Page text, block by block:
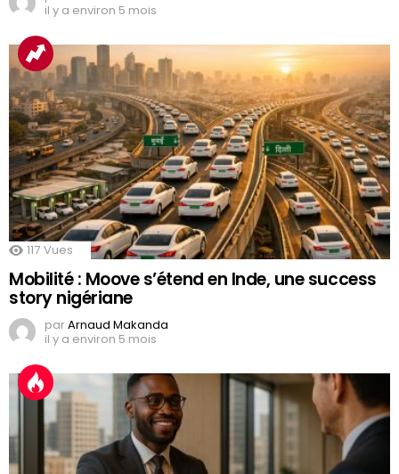
il y a environ 5 mois
117 Vues
Mobilité : Moove s’étend en Inde, une success
story nigériane
parArnaud Makanda
il y a environ 5 mois